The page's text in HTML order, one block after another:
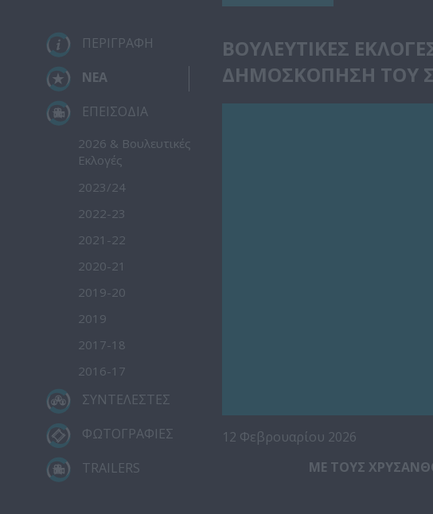
ΠΕΡΙΓΡΑΦΗ
ΝΕΑ
ΕΠΕΙΣΟΔΙΑ
2026 & Βουλευτικές
Εκλογές
2023/24
2022-23
2021-22
2020-21
2019-20
2019
2017-18
2016-17
ΣΥΝΤΕΛΕΣΤΕΣ
ΦΩΤΟΓΡΑΦΙΕΣ
TRAILERS
ΒΟΥΛΕΥΤΙΚΕΣ
ΔΗΜΟΣΚΟΠΗΣΗ ΤΟΥ
12 Φεβρουαρίου 2026
ΜΕ ΤΟΥΣ